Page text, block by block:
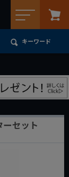
キーワード
セット